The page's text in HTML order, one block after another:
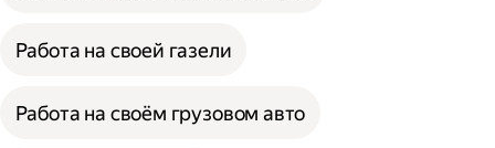
Работа на своей газели
Работа на своём грузовом авто